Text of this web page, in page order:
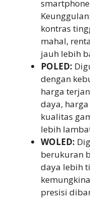
kontras
mahal,
jauh lebih
POLED:
dengan
harga
daya,
kualitas
lebih
WOLED:
berukuran
daya lebih
presisi